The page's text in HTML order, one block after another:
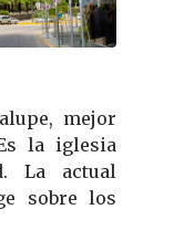
mejor
la iglesia
La actual
sobre los